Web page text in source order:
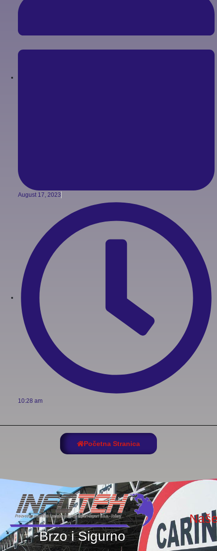
August 17, 2023
10:28 am
Početna Stranica
Brzo i Sigurno